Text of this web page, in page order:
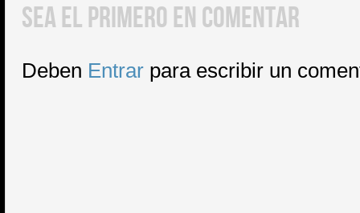
SEA EL PRIMERO EN COMENTAR
Deben Entrar para escribir un